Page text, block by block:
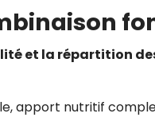
et la répartition
apport nutritif